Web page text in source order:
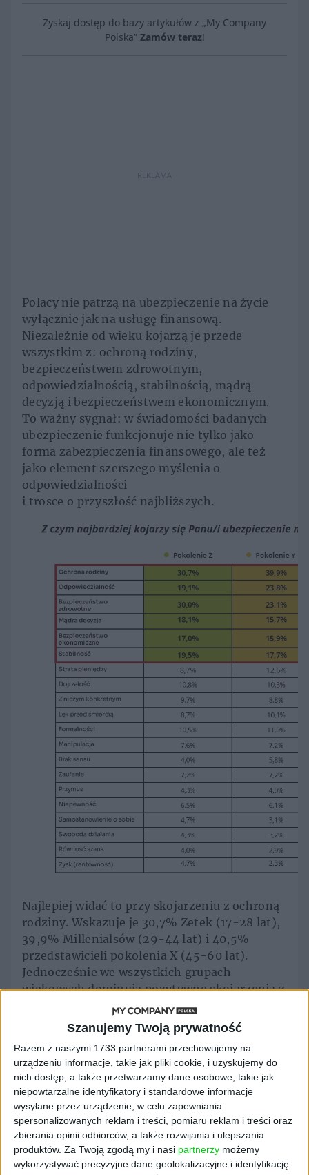
Szanujemy Twoją prywatność
Razem z naszymi 1733 partnerami przechowujemy na
urządzeniu informacje, takie jak pliki cookie, i uzyskujemy do
nich dostęp, a także przetwarzamy dane osobowe, takie jak
niepowtarzalne identyfikatory i standardowe informacje
wysyłane przez urządzenie, w celu zapewniania
spersonalizowanych reklam i treści, pomiaru reklam i treści oraz
zbierania opinii odbiorców, a także rozwijania i ulepszania
produktów. Za Twoją zgodą my i nasi partnerzy możemy
wykorzystywać precyzyjne dane geolokalizacyjne i identyfikację
Zyskaj dostęp do bazy artykułów z „My Company
Polska” Zamów teraz!
REKLAMA
Polacy nie patrzą na ubezpieczenie na życie
wyłącznie jak na usługę finansową.
Niezależnie od wieku kojarzą je przede
wszystkim z: ochroną rodziny,
bezpieczeństwem zdrowotnym,
odpowiedzialnością, stabilnością, mądrą
decyzją i bezpieczeństwem ekonomicznym.
To ważny sygnał: w świadomości badanych
ubezpieczenie funkcjonuje nie tylko jako
forma zabezpieczenia finansowego, ale też
jako element szerszego myślenia o
odpowiedzialności
i trosce o przyszłość najbliższych.
Najlepiej widać to przy skojarzeniu z ochroną
rodziny. Wskazuje je 30,7% Zetek (17-28 lat),
39,9% Millenialsów (29-44 lat) i 40,5%
przedstawicieli pokolenia X (45-60 lat).
Jednocześnie we wszystkich grupach
wiekowych dominują pozytywne skojarzenia z
ubezpieczeniami, co pokazuje rosnącą
świadomość ich roli w codziennym życiu. To
także sygnał, że branża ma przestrzeń do
dalszej edukacji i budowania dobrych
doświadczeń klientów, bo wraz z nimi
umacnia się zaufanie oraz pozytywny
wizerunek całego rynku.
Wiek sprzyja finansowemu
pragmatyzmowi